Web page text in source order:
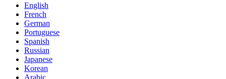
English
French
German
Portuguese
Spanish
Russian
Japanese
Korean
Arabic